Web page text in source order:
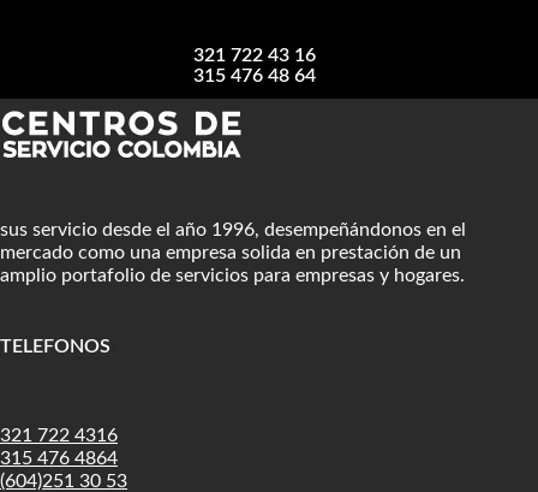
321 722 43 16
315 476 48 64
sus servicio desde el año 1996, desempeñándonos en el
mercado como una empresa solida en prestación de un
amplio portafolio de servicios para empresas y hogares.
TELEFONOS
321 722 4316
315 476 4864
(604)251 30 53